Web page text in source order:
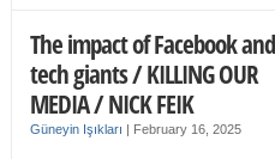
The impact of Facebook
tech giants / KILLING OUR
MEDIA / NICK FEIK
Güneyin Işıkları | February 16, 2025